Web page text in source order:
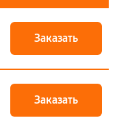
Заказать
Заказать